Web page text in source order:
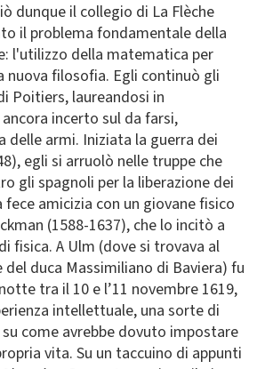
dunque il collegio di La Flèche
il problema fondamentale della
l'utilizzo della matematica per
nuova filosofia. Egli continuò gli
Poitiers, laureandosi in
incerto sul da farsi,
delle armi. Iniziata la guerra dei
egli si arruolò nelle truppe che
gli spagnoli per la liberazione dei
fece amicizia con un giovane fisico
(1588-1637), che lo incitò a
fisica. A Ulm (dove si trovava al
duca Massimiliano di Baviera) fu
tra il 10 e l’11 novembre 1619,
intellettuale, una sorte di
come avrebbe dovuto impostare
vita. Su un taccuino di appunti